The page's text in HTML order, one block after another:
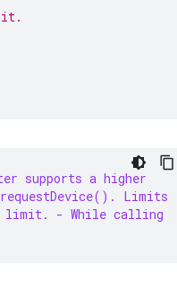
supports a higher
Limits
limit.
- While calling